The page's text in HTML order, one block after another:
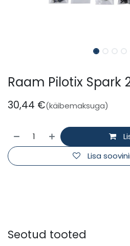
Raam Pilotix Spark
30,44 €(käibemaksuga)
Lisa
Seotud tooted